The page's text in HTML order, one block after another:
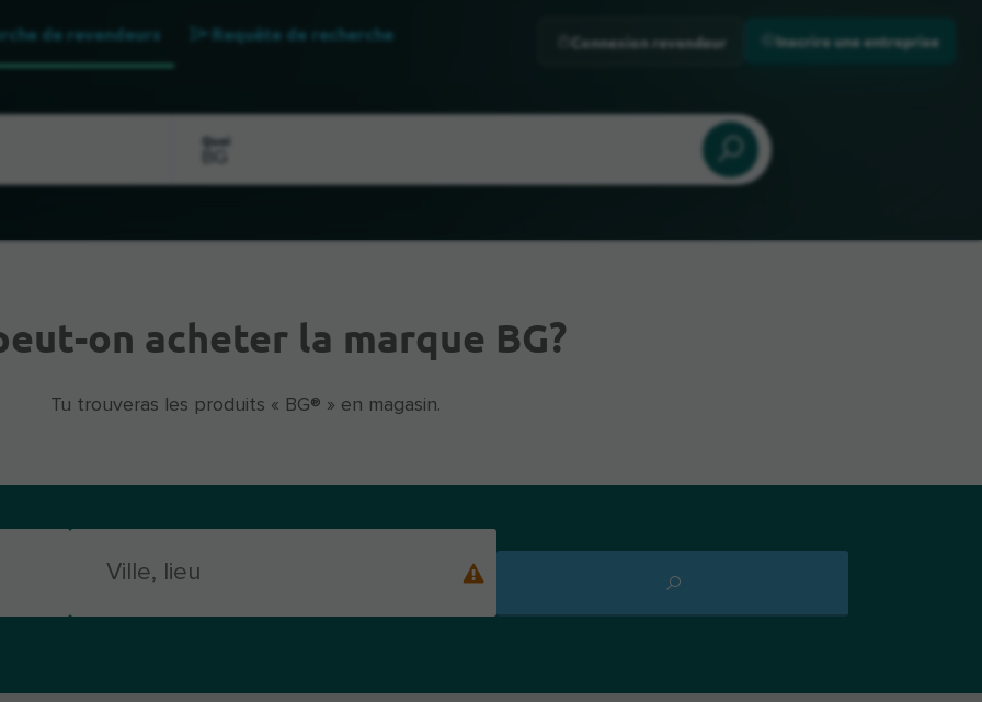
de revendeurs Requête de recherche
Quoi
Connexion revendeur Inscrire une entreprise
on acheter la marque BG?
Tu trouveras les produits « BG® » en magasin.